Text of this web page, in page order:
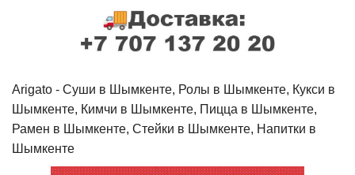
Arigato - Cуши в Шымкенте, Ролы в Шымкенте, Кукси в
Шымкенте, Кимчи в Шымкенте, Пицца в Шымкенте,
Рамен в Шымкенте, Стейки в Шымкенте, Напитки в
Шымкенте